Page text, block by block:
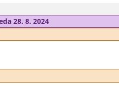
28. 8. 2024